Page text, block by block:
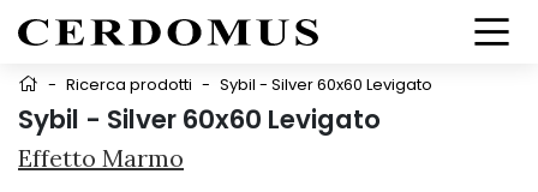
- Ricerca prodotti - Sybil - Silver 60x60 Levigato
Sybil - Silver 60x60 Levigato
Effetto Marmo